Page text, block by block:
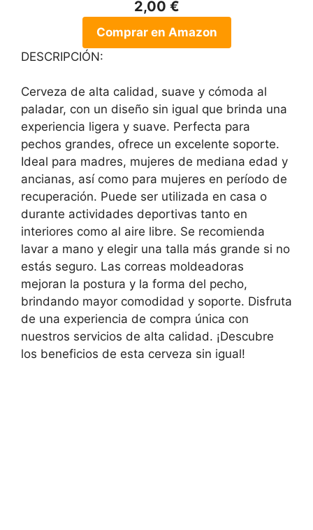
2,00 €
Comprar en Amazon
DESCRIPCIÓN:
Cerveza de alta calidad, suave y cómoda al
paladar, con un diseño sin igual que brinda una
experiencia ligera y suave. Perfecta para
pechos grandes, ofrece un excelente soporte.
Ideal para madres, mujeres de mediana edad y
ancianas, así como para mujeres en período de
recuperación. Puede ser utilizada en casa o
durante actividades deportivas tanto en
interiores como al aire libre. Se recomienda
lavar a mano y elegir una talla más grande si no
estás seguro. Las correas moldeadoras
mejoran la postura y la forma del pecho,
brindando mayor comodidad y soporte. Disfruta
de una experiencia de compra única con
nuestros servicios de alta calidad. ¡Descubre
los beneficios de esta cerveza sin igual!